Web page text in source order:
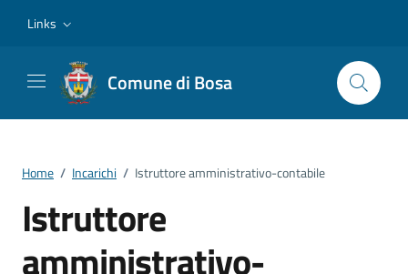
Links
Comune di Bosa
Home / Incarichi / Istruttore amministrativo-contabile
Istruttore
amministrativo-